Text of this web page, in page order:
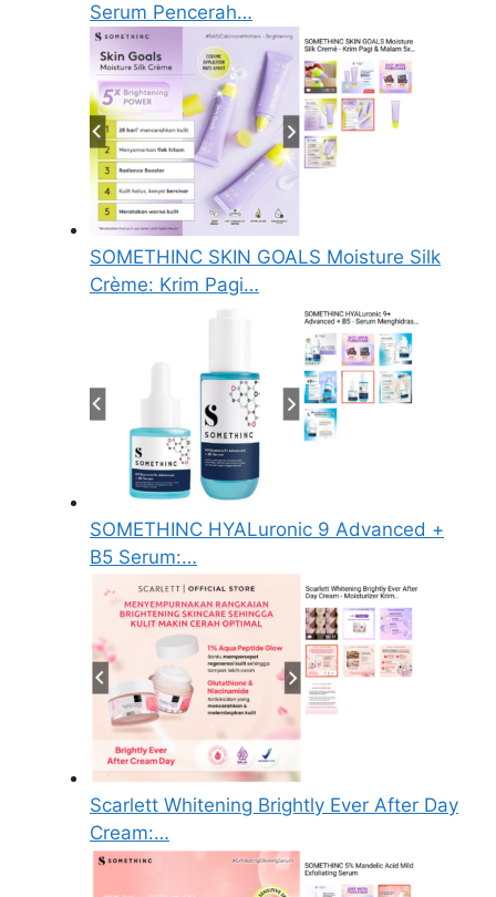
Serum Pencerah…
SOMETHINC SKIN GOALS Moisture Silk
Crème: Krim Pagi…
SOMETHINC HYALuronic 9 Advanced +
B5 Serum:…
Scarlett Whitening Brightly Ever After Day
Cream:…